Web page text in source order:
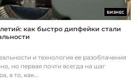
БИЗНЕС
как быстро дипфейки стали
и технология ее разоблачения
но первая почти всегда на шаг
а то, как...